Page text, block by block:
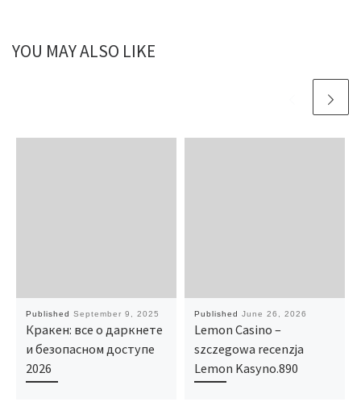
YOU MAY ALSO LIKE
Published September 9, 2025
Кракен: все о даркнете
и безопасном доступе
2026
Published June 26, 2026
Lemon Casino –
szczegowa recenzja
Lemon Kasyno.890